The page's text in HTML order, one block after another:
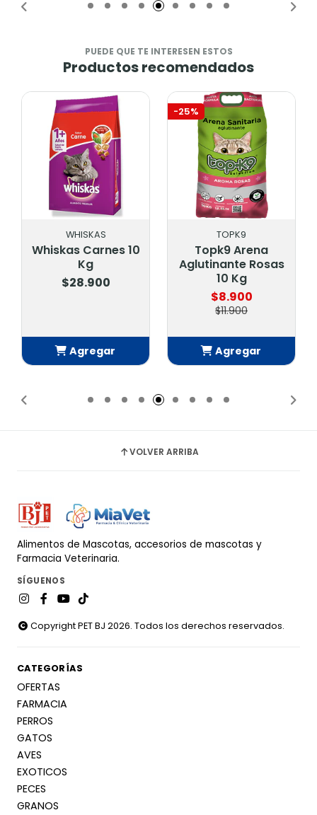
PUEDE QUE TE INTERESEN ESTOS
Productos recomendados
WHISKAS
Whiskas Carnes 10
Kg
$28.900
Agregar
-25%
TOPK9
Topk9 Arena
Aglutinante Rosas
10 Kg
$8.900
$11.900
Agregar
VOLVER ARRIBA
Alimentos de Mascotas, accesorios de mascotas y
Farmacia Veterinaria.
SÍGUENOS
Copyright PET BJ 2026. Todos los derechos reservados.
CATEGORÍAS
OFERTAS
FARMACIA
PERROS
GATOS
AVES
EXOTICOS
PECES
GRANOS